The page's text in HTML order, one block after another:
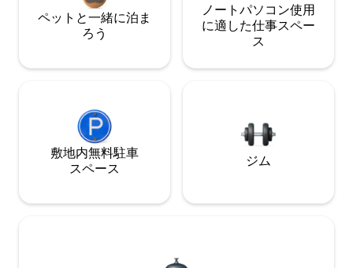
ペットと一緒に泊ま
ろう
ノートパソコン使用
に適した仕事スペー
ス
敷地内無料駐⁠車
ス⁠ペ⁠ー⁠ス
ジム